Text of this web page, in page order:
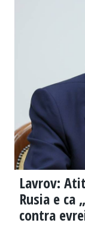
Lavrov:
Rusia e
contra